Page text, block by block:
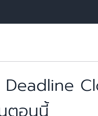
Deadline